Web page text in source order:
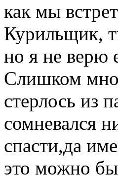
как мы
Курильщик,
но я не верю
Слишком
стерлось из
сомневался
спасти,да
это можно